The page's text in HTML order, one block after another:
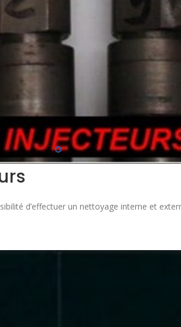
d’effectuer un nettoyage interne et